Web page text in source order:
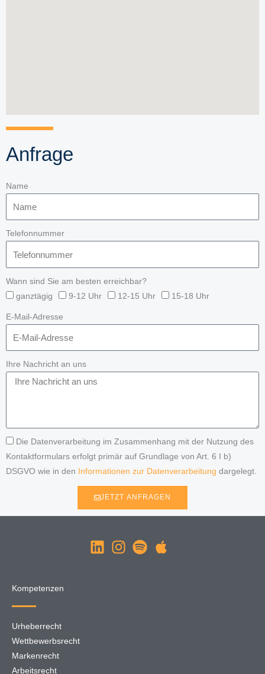
Anfrage
Name
Telefonnummer
Wann sind Sie am besten erreichbar?
ganztägig
9-12 Uhr 12-15 Uhr 15-18 Uhr
E-Mail-Adresse
Ihre Nachricht an uns
Die Datenverarbeitung im Zusammenhang mit der Nutzung des
Kontaktformulars erfolgt primär auf Grundlage von Art. 6 I b)
DSGVO wie in den
Informationen zur Datenverarbeitung dargelegt.
JETZT ANFRAGEN
Kompetenzen
Urheberrecht
Wettbewerbsrecht
Markenrecht
Arbeitsrecht